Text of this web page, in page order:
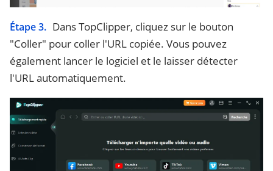
Étape 3. Dans TopClipper, cliquez sur le bouton
"Coller" pour coller l'URL copiée. Vous pouvez
également lancer le logiciel et le laisser détecter
l'URL automatiquement.